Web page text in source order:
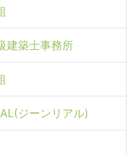
建築士事務所
ジーンリアル)